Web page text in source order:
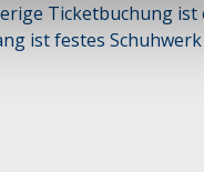
Ticketbuchung
ist festes